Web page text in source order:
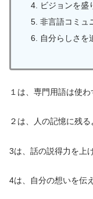
ビジョンを盛
非言語コミュ
自分らしさを
１は、専門用語は使わ
２は、人の記憶に残
3は、話の説得力を上
4は、自分の想いを伝